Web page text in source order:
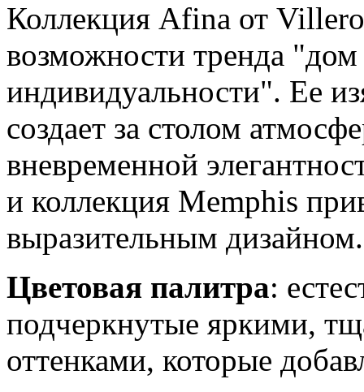
Коллекция Afina от
возможности тренда
индивидуальности". Ее
создает за столом
вневременной
и коллекция Memphis
выразительным дизайном.
Цветовая палитра:
подчеркнутые яркими,
оттенками, которые